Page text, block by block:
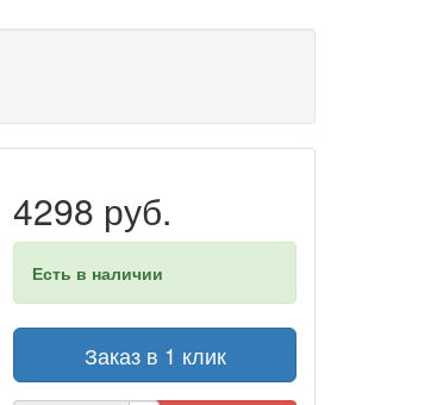
4298 руб.
Есть в наличии
Заказ в 1 клик